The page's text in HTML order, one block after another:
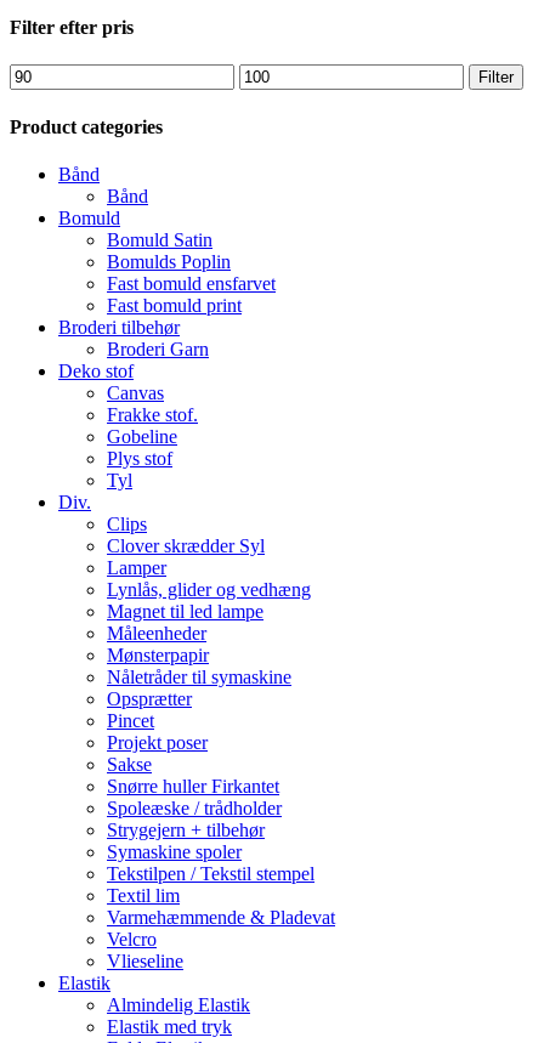
Close
Filter efter pris
Mindste
pris
Højeste
pris
Filter
Product categories
Bånd
Bånd
Bomuld
Bomuld Satin
Bomulds Poplin
Fast bomuld ensfarvet
Fast bomuld print
Broderi tilbehør
Broderi Garn
Deko stof
Canvas
Frakke stof.
Gobeline
Plys stof
Tyl
Div.
Clips
Clover skrædder Syl
Lamper
Lynlås, glider og vedhæng
Magnet til led lampe
Måleenheder
Mønsterpapir
Nåletråder til symaskine
Opsprætter
Pincet
Projekt poser
Sakse
Snørre huller Firkantet
Spoleæske / trådholder
Strygejern + tilbehør
Symaskine spoler
Tekstilpen / Tekstil stempel
Textil lim
Varmehæmmende & Pladevat
Velcro
Vlieseline
Elastik
Almindelig Elastik
Elastik med tryk